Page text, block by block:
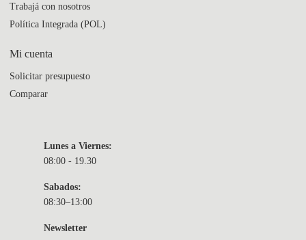
Trabajá con nosotros
Política Integrada (POL)
Mi cuenta
Solicitar presupuesto
Comparar
Lunes a Viernes:
08:00 - 19.30
Sabados:
08:30–13:00
Newsletter